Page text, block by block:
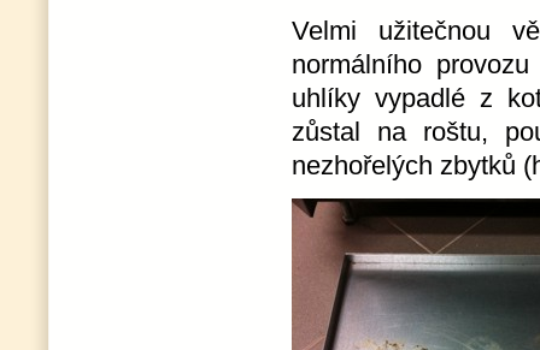
Velmi užitečnou
normálního
uhlíky vypadlé z
zůstal na roštu,
nezhořelých zbytků